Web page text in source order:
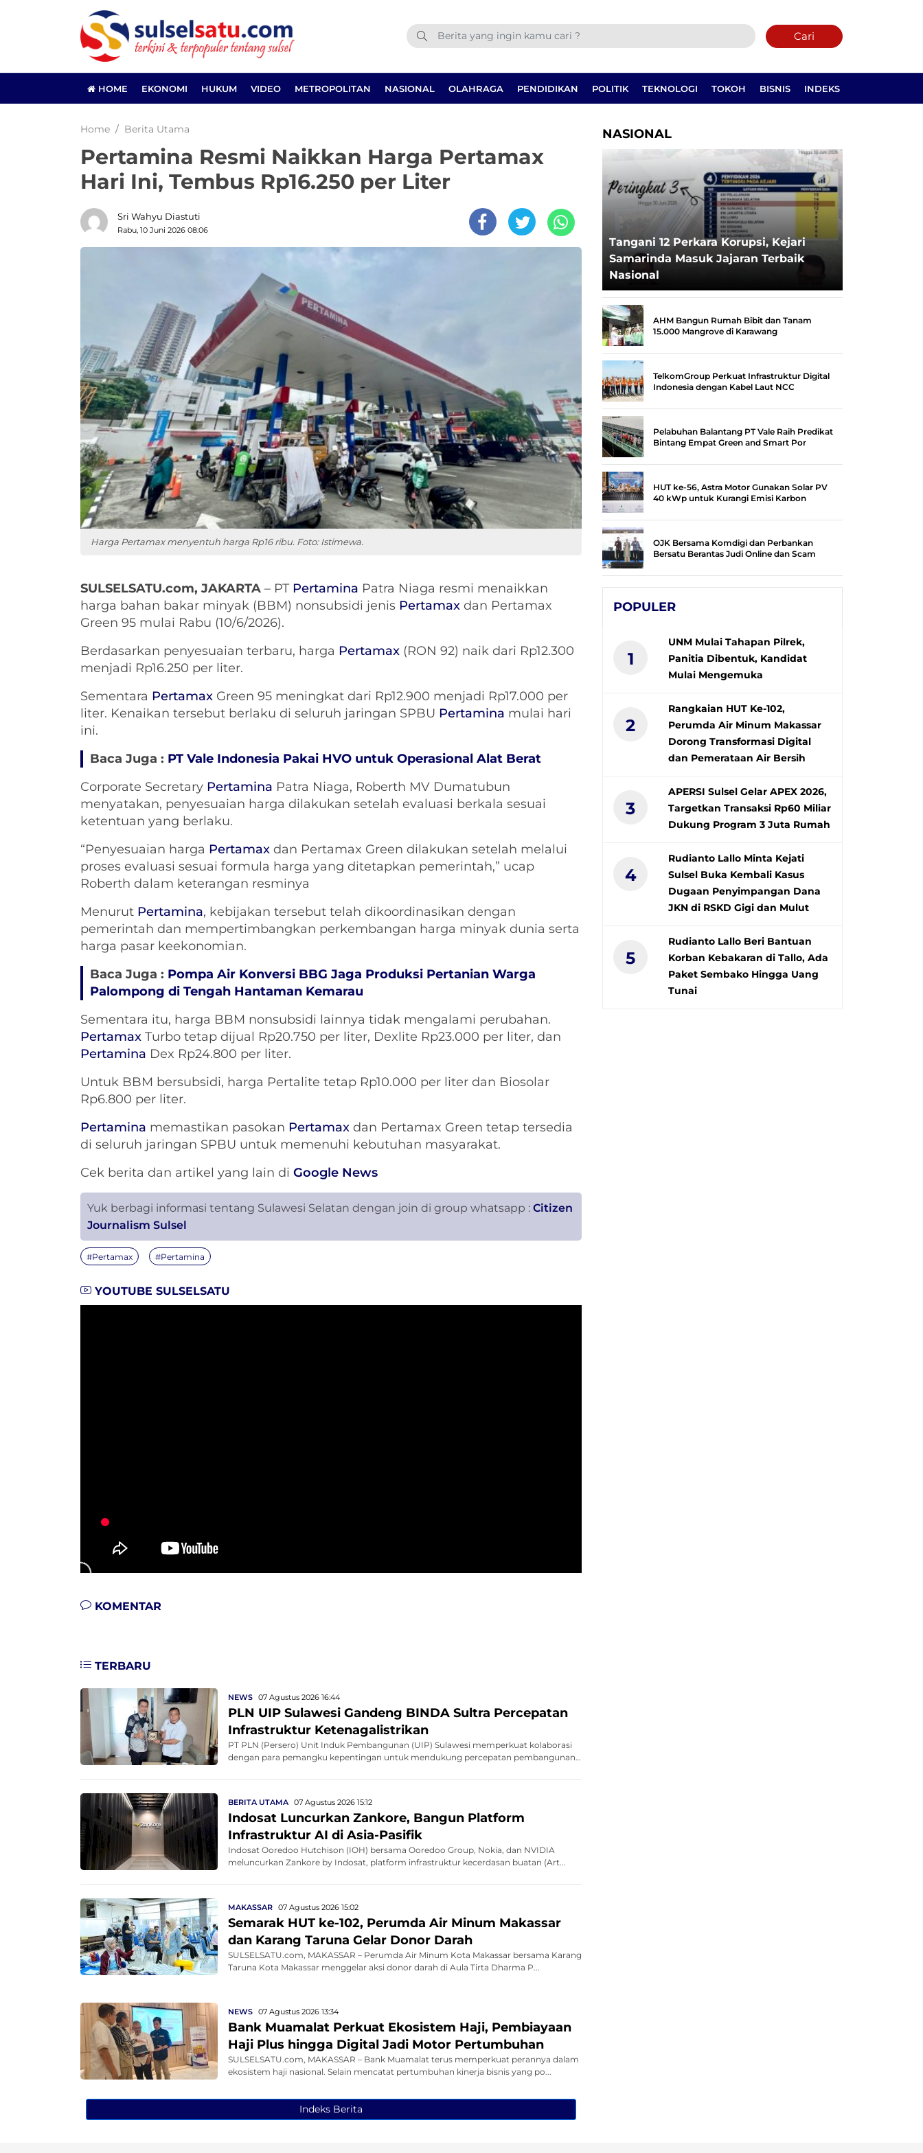
Cari
HOME EKONOMI HUKUM VIDEO METROPOLITAN NASIONAL OLAHRAGA PENDIDIKAN POLITIK TEKNOLOGI TOKOH BISNIS INDEKS
Home Berita Utama
Pertamina Resmi Naikkan Harga Pertamax
Hari Ini, Tembus Rp16.250 per Liter
Sri Wahyu Diastuti
Rabu, 10 Juni 2026 08:06
Harga Pertamax menyentuh harga Rp16 ribu. Foto: Istimewa.
SULSELSATU.com, JAKARTA – PT Pertamina Patra Niaga resmi menaikkan
harga bahan bakar minyak (BBM) nonsubsidi jenis Pertamax dan Pertamax
Green 95 mulai Rabu (10/6/2026).
Berdasarkan penyesuaian terbaru, harga Pertamax (RON 92) naik dari Rp12.300
menjadi Rp16.250 per liter.
Sementara Pertamax Green 95 meningkat dari Rp12.900 menjadi Rp17.000 per
liter. Kenaikan tersebut berlaku di seluruh jaringan SPBU Pertamina mulai hari
ini.
Baca Juga : PT Vale Indonesia Pakai HVO untuk Operasional Alat Berat
Corporate Secretary Pertamina Patra Niaga, Roberth MV Dumatubun
menyatakan, penyesuaian harga dilakukan setelah evaluasi berkala sesuai
ketentuan yang berlaku.
“Penyesuaian harga Pertamax dan Pertamax Green dilakukan setelah melalui
proses evaluasi sesuai formula harga yang ditetapkan pemerintah,” ucap
Roberth dalam keterangan resminya
Menurut Pertamina, kebijakan tersebut telah dikoordinasikan dengan
pemerintah dan mempertimbangkan perkembangan harga minyak dunia serta
harga pasar keekonomian.
Baca Juga : Pompa Air Konversi BBG Jaga Produksi Pertanian Warga
Palompong di Tengah Hantaman Kemarau
Sementara itu, harga BBM nonsubsidi lainnya tidak mengalami perubahan.
Pertamax Turbo tetap dijual Rp20.750 per liter, Dexlite Rp23.000 per liter, dan
Pertamina Dex Rp24.800 per liter.
Untuk BBM bersubsidi, harga Pertalite tetap Rp10.000 per liter dan Biosolar
Rp6.800 per liter.
Pertamina memastikan pasokan Pertamax dan Pertamax Green tetap tersedia
di seluruh jaringan SPBU untuk memenuhi kebutuhan masyarakat.
Cek berita dan artikel yang lain di Google News
Yuk berbagi informasi tentang Sulawesi Selatan dengan join di group whatsapp : Citizen
Journalism Sulsel
#Pertamax #Pertamina
YOUTUBE SULSELSATU
KOMENTAR
TERBARU
NEWS 07 Agustus 2026 16:44
PLN UIP Sulawesi Gandeng BINDA Sultra Percepatan
Infrastruktur Ketenagalistrikan
PT PLN (Persero) Unit Induk Pembangunan (UIP) Sulawesi memperkuat kolaborasi
dengan para pemangku kepentingan untuk mendukung percepatan pembangunan
BERITA UTAMA 07 Agustus 2026 15:12
Indosat Luncurkan Zankore, Bangun Platform
Infrastruktur AI di Asia-Pasifik
Indosat Ooredoo Hutchison (IOH) bersama Ooredoo Group, Nokia, dan NVIDIA
meluncurkan Zankore by Indosat, platform infrastruktur kecerdasan buatan (Art...
MAKASSAR 07 Agustus 2026 15:02
Semarak HUT ke-102, Perumda Air Minum Makassar
dan Karang Taruna Gelar Donor Darah
SULSELSATU.com, MAKASSAR – Perumda Air Minum Kota Makassar bersama Karang
Taruna Kota Makassar menggelar aksi donor darah di Aula Tirta Dharma P...
NEWS 07 Agustus 2026 13:34
Bank Muamalat Perkuat Ekosistem Haji, Pembiayaan
Haji Plus hingga Digital Jadi Motor Pertumbuhan
SULSELSATU.com, MAKASSAR – Bank Muamalat terus memperkuat perannya dalam
ekosistem haji nasional. Selain mencatat pertumbuhan kinerja bisnis yang po...
Indeks Berita
NASIONAL
Tangani 12 Perkara Korupsi, Kejari
Samarinda Masuk Jajaran Terbaik
Nasional
AHM Bangun Rumah Bibit dan Tanam
15.000 Mangrove di Karawang
TelkomGroup Perkuat Infrastruktur Digital
Indonesia dengan Kabel Laut NCC
Pelabuhan Balantang PT Vale Raih Predikat
Bintang Empat Green and Smart Por
HUT ke-56, Astra Motor Gunakan Solar PV
40 kWp untuk Kurangi Emisi Karbon
OJK Bersama Komdigi dan Perbankan
Bersatu Berantas Judi Online dan Scam
POPULER
1
UNM Mulai Tahapan Pilrek,
Panitia Dibentuk, Kandidat
Mulai Mengemuka
2
Rangkaian HUT Ke-102,
Perumda Air Minum Makassar
Dorong Transformasi Digital
dan Pemerataan Air Bersih
3
APERSI Sulsel Gelar APEX 2026,
Targetkan Transaksi Rp60 Miliar
Dukung Program 3 Juta Rumah
4
Rudianto Lallo Minta Kejati
Sulsel Buka Kembali Kasus
Dugaan Penyimpangan Dana
JKN di RSKD Gigi dan Mulut
5
Rudianto Lallo Beri Bantuan
Korban Kebakaran di Tallo, Ada
Paket Sembako Hingga Uang
Tunai